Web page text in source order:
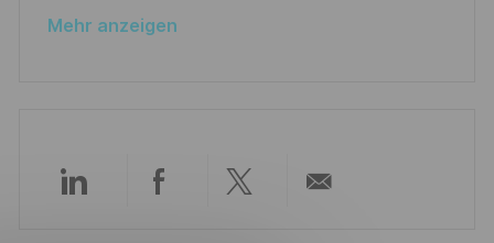
u
r
n
Mehr anzeigen
Über
Über
Über